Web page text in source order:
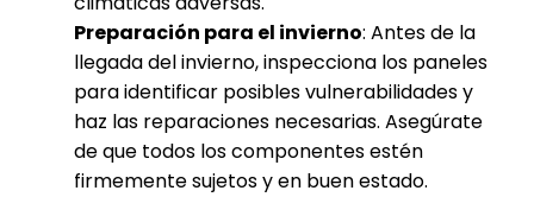
Preparación para el invierno: Antes de la
llegada del invierno, inspecciona los paneles
para identificar posibles vulnerabilidades y
haz las reparaciones necesarias. Asegúrate
de que todos los componentes estén
firmemente sujetos y en buen estado.